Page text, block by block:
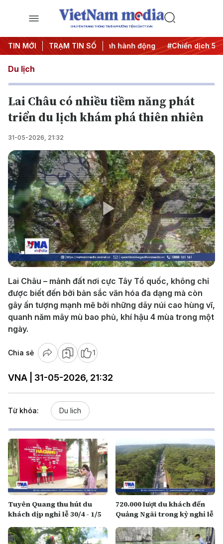
CHUYÊN TRANG THÔNG TIN ĐA PHƯƠNG TIỆN CỦA TTXVN
TIN MỚI TRẠM TIN SỐ
#Đưa Nghị quyết thành hành động #Chiến dịch 500 ngày
Du lịch
Lai Châu có nhiều tiềm năng phát
triển du lịch khám phá thiên nhiên
31-05-2026, 21:32
Play
Video
Lai Châu – mảnh đất nơi cực Tây Tổ quốc, không chỉ
được biết đến bởi bản sắc văn hóa đa dạng mà còn
gây ấn tượng mạnh mẽ bởi những dãy núi cao hùng vĩ,
quanh năm mây mù bao phủ, khí hậu 4 mùa trong một
ngày.
Chia sẻ 1
VNA | 31-05-2026, 21:32
Từ khóa: Du lich
Tuyên Quang thu hút du
khách dịp nghỉ lễ 30/4 - 1/5
720.000 lượt du khách đến
Quảng Ngãi trong kỳ nghỉ lễ